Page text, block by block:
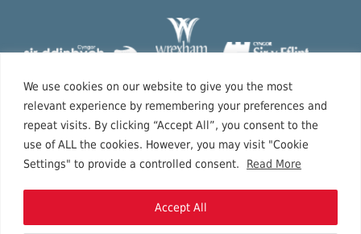
We use cookies on our website to give you the most
relevant experience by remembering your preferences and
repeat visits. By clicking “Accept All”, you consent to the
use of ALL the cookies. However, you may visit "Cookie
Settings" to provide a controlled consent.
Read More
Accept All